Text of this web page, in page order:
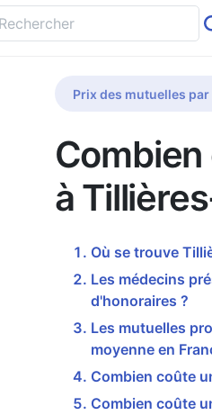
Prix des mutuelles
à
Où se trouve
Les médecins
d'honoraires ?
Les mutuelles
moyenne en
Combien coûte
Combien coûte